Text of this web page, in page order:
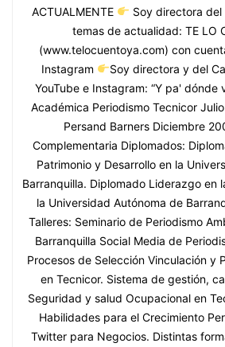
ACTUALMENTE
Soy directora
temas de actualidad: TE LO
(www.telocuentoya.com) con
Instagram
Soy directora y del
YouTube e Instagram: “Y pa' dónde
Académica Periodismo Tecnicor
Persand Barners Diciembre
Complementaria Diplomados:
Patrimonio y Desarrollo en la
Barranquilla. Diplomado Liderazgo en
la Universidad Autónoma de
Talleres: Seminario de Periodismo
Barranquilla Social Media de
Procesos de Selección Vinculación y
en Tecnicor. Sistema de gestión,
Seguridad y salud Ocupacional en
Habilidades para el Crecimiento
Twitter para Negocios. Distintas